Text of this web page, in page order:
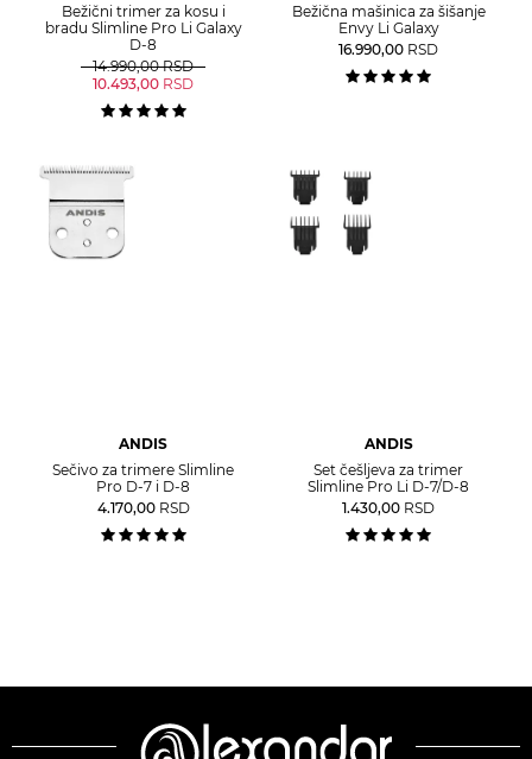
Bežični trimer za kosu i
bradu Slimline Pro Li Galaxy
D-8
14.990,00 RSD
10.493,00 RSD
Bežična mašinica za šišanje
Envy Li Galaxy
16.990,00 RSD
ANDIS
Sečivo za trimere Slimline
Pro D-7 i D-8
4.170,00 RSD
ANDIS
Set češljeva za trimer
Slimline Pro Li D-7/D-8
1.430,00 RSD